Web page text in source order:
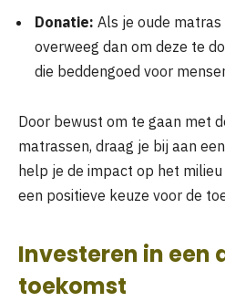
Donatie: Als je oude matras
overweeg dan om deze te
die beddengoed voor
Door bewust om te gaan met
matrassen, draag je bij aan
help je de impact op het
een positieve keuze voor de
Investeren in een
toekomst